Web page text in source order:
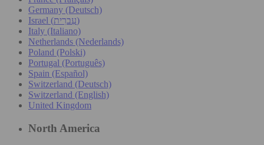
Germany (Deutsch)
Israel (עִברִית)
Italy (Italiano)
Netherlands (Nederlands)
Poland (Polski)
Portugal (Português)
Spain (Español)
Switzerland (Deutsch)
Switzerland (English)
United Kingdom
North America